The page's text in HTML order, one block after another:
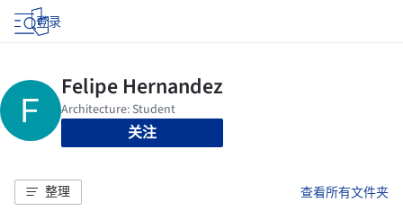
登录
关注
整理 查看所有文件夹